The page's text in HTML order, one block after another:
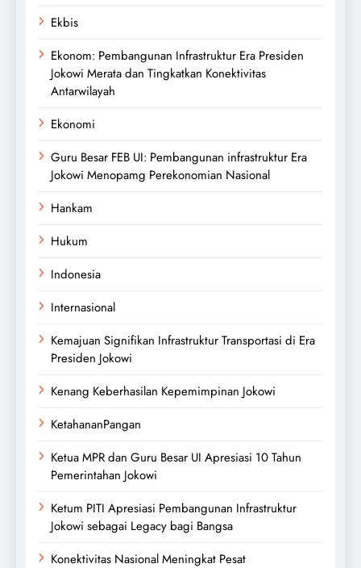
Ekbis
Ekonom: Pembangunan Infrastruktur Era Presiden
Jokowi Merata dan Tingkatkan Konektivitas
Antarwilayah
Ekonomi
Guru Besar FEB UI: Pembangunan infrastruktur Era
Jokowi Menopamg Perekonomian Nasional
Hankam
Hukum
Indonesia
Internasional
Kemajuan Signifikan Infrastruktur Transportasi di Era
Presiden Jokowi
Kenang Keberhasilan Kepemimpinan Jokowi
KetahananPangan
Ketua MPR dan Guru Besar UI Apresiasi 10 Tahun
Pemerintahan Jokowi
Ketum PITI Apresiasi Pembangunan Infrastruktur
Jokowi sebagai Legacy bagi Bangsa
Konektivitas Nasional Meningkat Pesat